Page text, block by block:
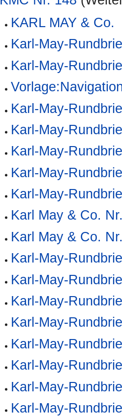
KARL MAY & Co.
Karl-May-
Karl-May-
Karl-May-
Karl-May-
Karl-May-
Karl-May-
Karl-May-
Karl May & Co.
Karl May & Co.
Karl-May-
Karl-May-
Karl-May-
Karl-May-
Karl-May-
Karl-May-
Karl-May-
Karl-May-